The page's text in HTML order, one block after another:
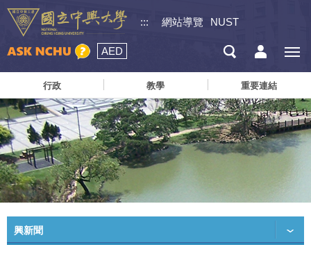
::: 網站導覽 NUST
AED
行政 教學 重要連結
興新聞